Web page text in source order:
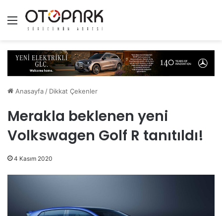
Menü
Anasayfa / Dikkat Çekenler
Merakla beklenen yeni
Volkswagen Golf R tanıtıldı!
4 Kasım 2020